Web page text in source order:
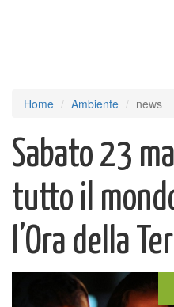
Home Ambiente news
Sabato 23
tutto il
l’Ora della